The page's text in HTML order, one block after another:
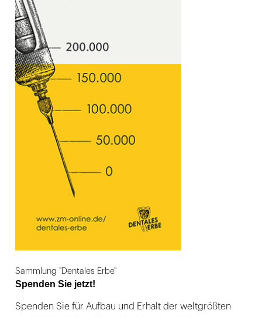
Sammlung "Dentales Erbe"
Spenden Sie jetzt!
Spenden Sie für Aufbau und Erhalt der weltgrößten